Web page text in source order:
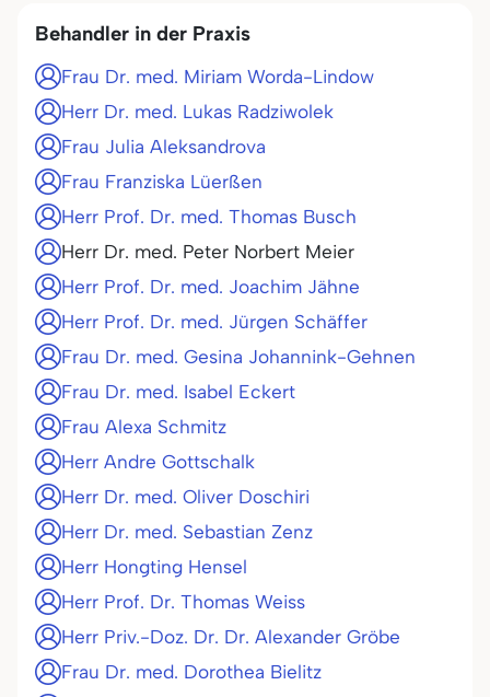
Behandler in der Praxis
Frau Dr. med. Miriam Worda-Lindow
Herr Dr. med. Lukas Radziwolek
Frau Julia Aleksandrova
Frau Franziska Lüerßen
Herr Prof. Dr. med. Thomas Busch
Herr Dr. med. Peter Norbert Meier
Herr Prof. Dr. med. Joachim Jähne
Herr Prof. Dr. med. Jürgen Schäffer
Frau Dr. med. Gesina Johannink-Gehnen
Frau Dr. med. Isabel Eckert
Frau Alexa Schmitz
Herr Andre Gottschalk
Herr Dr. med. Oliver Doschiri
Herr Dr. med. Sebastian Zenz
Herr Hongting Hensel
Herr Prof. Dr. Thomas Weiss
Herr Priv.-Doz. Dr. Dr. Alexander Gröbe
Frau Dr. med. Dorothea Bielitz